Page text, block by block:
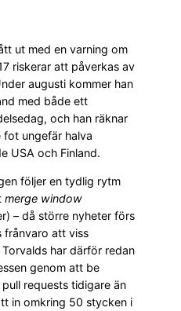
ut med en varning om
riskerar att påverkas av
augusti kommer han
med både ett
och han räknar
fot ungefär halva
USA och Finland.
följer en tydlig rytm
merge window
– då större nyheter förs
frånvaro att viss
har därför redan
genom att be
requests tidigare än
in omkring 50 stycken i